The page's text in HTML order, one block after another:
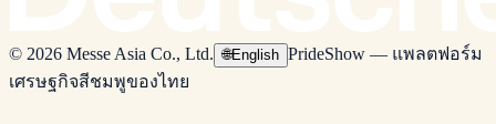
© 2026 Messe Asia Co., Ltd. 🌐English PrideShow — แพลตฟอร์ม
เศรษฐกิจสีชมพูของไทย